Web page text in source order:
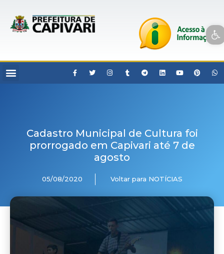
Open toolbar
Cadastro Municipal de Cultura foi
prorrogado em Capivari até 7 de
agosto
05/08/2020 Voltar para NOTÍCIAS